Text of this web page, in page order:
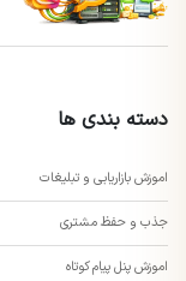
دسته بندی ها
اموزش بازاریابی و تبلیغات
جذب و حفظ مشتری
اموزش پنل پیام کوتاه